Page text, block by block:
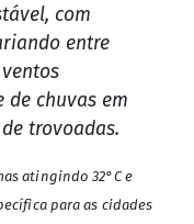
com
entre
de chuvas em
trovoadas.
atingindo 32°C e
para as cidades